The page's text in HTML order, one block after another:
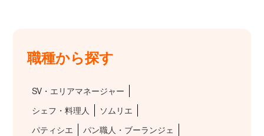
職種から探す
SV・エリアマネージャー
シェフ・料理人
ソムリエ
パティシエ
パン職人・ブーランジェ